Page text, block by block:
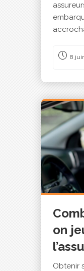
8
on
Obtenir